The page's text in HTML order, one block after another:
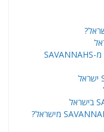
כמה זמן לוקח לספק מוצרים שהוזמנו מ-SAVANNAHS